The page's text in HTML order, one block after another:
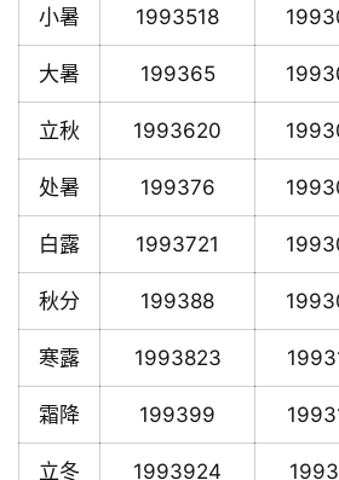
小暑 1993518
大暑 199365
立秋 1993620
处暑 199376
白露 1993721
秋分 199388
寒露 1993823
霜降 199399
立冬 1993924